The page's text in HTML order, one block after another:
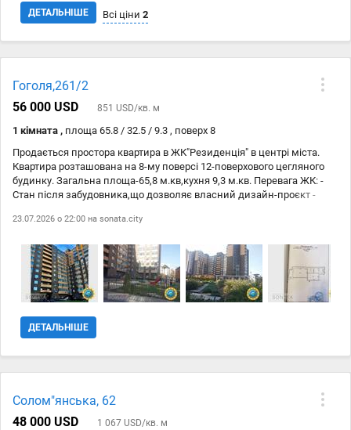
очі, ремонт завершується саме для вас:)
ДЕТАЛЬНІШЕ Всі ціни 2
15.07 avangards.com.ua
Гоголя,261/2
56 000 USD
851 USD/кв. м
1 кімната , площа 65.8 / 32.5 / 9.3 , поверх 8
Продається простора квартира в ЖК"Резиденція" в центрі міста.
Квартира розташована на 8-му поверсі 12-поверхового цегляного
будинку. Загальна площа-65,8 м.кв,кухня 9,3 м.кв. Перевага ЖК: -
Стан після забудовника,що дозволяє власний дизайн-проєкт -
Суміжний санвузол - Закрити двір, цілодобова охорона,
Також розглядаються державні програми та безготівкові
оплати,але за індивідуально погодженими умовами. Сучасний
житловий комплекс у самому центрі міста з розвиненою
інфраструктурою,транспортним сполученням та всім необхідним
23.07.2026 о 22:00 на sonata.city
ДЕТАЛЬНІШЕ
Солом"янська, 62
48 000 USD
1 067 USD/кв. м